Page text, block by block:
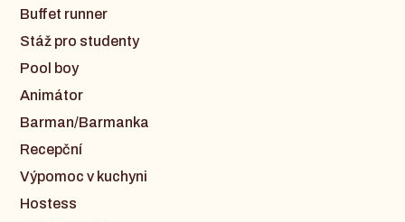
Buffet runner
Stáž pro studenty
Pool boy
Animátor
Barman/Barmanka
Recepční
Výpomoc v kuchyni
Hostess